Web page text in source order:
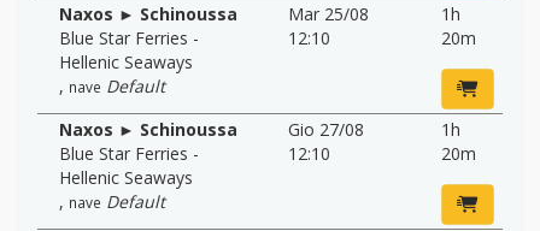
Naxos ► Schinoussa
Blue Star Ferries -
Hellenic Seaways
, nave Default
Mar 25/08
12:10
1h
20m
Naxos ► Schinoussa
Blue Star Ferries -
Hellenic Seaways
, nave Default
Gio 27/08
12:10
1h
20m